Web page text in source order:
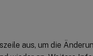
aus, um die